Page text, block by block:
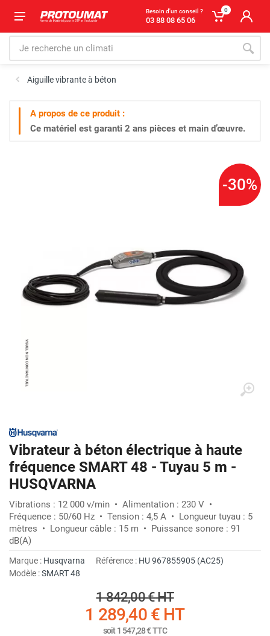
Besoin d'un conseil ?
03 88 08 65 06
0
Aiguille vibrante à béton
A propos de ce produit :
Ce matériel est garanti 2 ans pièces et main d’œuvre.
-30%
Vibrateur à béton électrique à haute
fréquence SMART 48 - Tuyau 5 m -
HUSQVARNA
Vibrations : 12 000 v/min • Alimentation : 230 V •
Fréquence : 50/60 Hz • Tension : 4,5 A • Longueur tuyau : 5
mètres • Longueur câble : 15 m • Puissance sonore : 91
dB(A)
Marque : Husqvarna Référence : HU 967855905 (AC25)
Modèle :SMART 48
1 842,00 €HT
1 289,40 € HT
soit1 547,28 €TTC